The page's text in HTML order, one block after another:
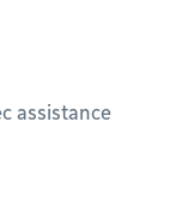
assistance